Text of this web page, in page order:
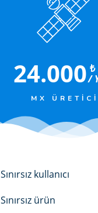
24.000 ₺
/
MX ÜRETICI
Sınırsız kullanıcı
Sınırsız ürün